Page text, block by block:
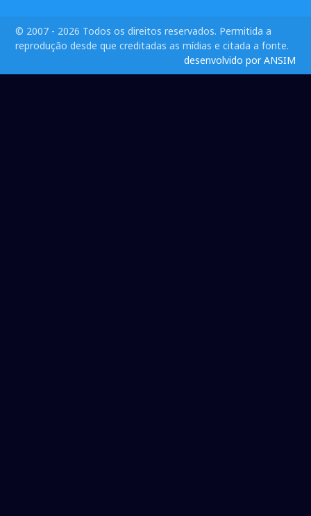
© 2007 - 2026 Todos os direitos reservados. Permitida a
reprodução desde que creditadas as mídias e citada a fonte.
desenvolvido por ANSIM